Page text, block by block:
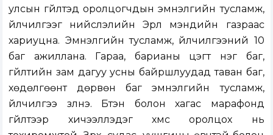
улсын гүйлтэд оролцогчдын эмнэлгийн тусламж,
үйлчилгээг нийслэлийн Эрүүл мэндийн газраас
хариуцна. Эмнэлгийн тусламж, үйлчилгээний 10
баг ажиллана. Гараа, барианы цэгт нэг баг,
гүйлтийн зам дагуу усны байршлуудад таван баг,
хөдөлгөөнт дөрвөн баг эмнэлгийн тусламж,
үйлчилгээ үзүүлнэ. Бүтэн болон хагас марафонд
гүйлтээр хичээллэдэг хүмүүс оролцох нь